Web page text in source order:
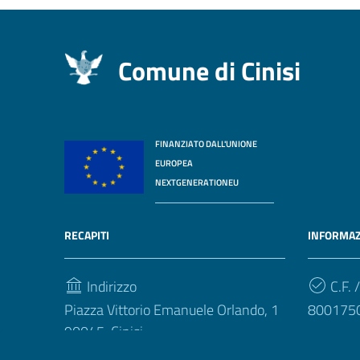
Comune di Cinisi
FINANZIATO DALL'UNIONE
EUROPEA
NEXTGENERATIONEU
RECAPITI
Indirizzo
Piazza Vittorio Emanuele Orlando, 1
90045, Cinisi
C.F.